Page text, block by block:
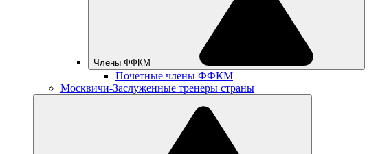
Члены ФФКМ
Почетные члены ФФКМ
Москвичи-Заслуженные тренеры страны